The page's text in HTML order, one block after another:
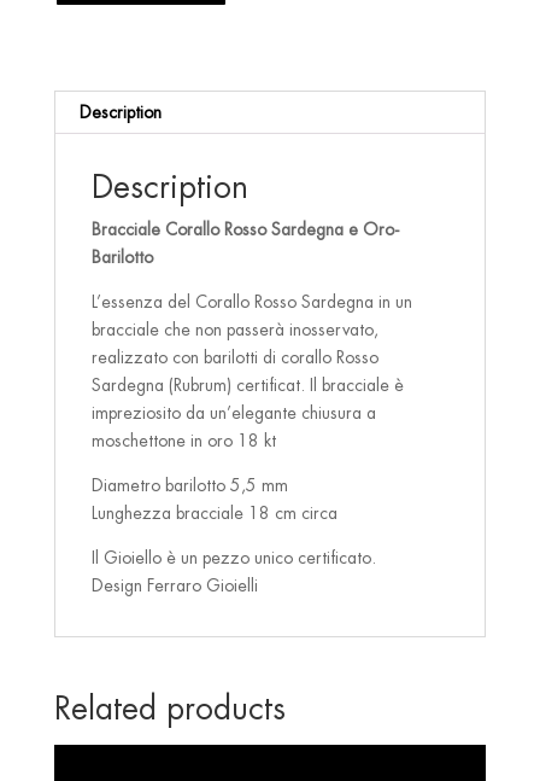
Barilotto
Description
Description
Bracciale Corallo Rosso Sardegna e Oro-
Barilotto
L’essenza del Corallo Rosso Sardegna in un
bracciale che non passerà inosservato,
realizzato con barilotti di corallo Rosso
Sardegna (Rubrum) certificat. Il bracciale è
impreziosito da un’elegante chiusura a
moschettone in oro 18 kt
Diametro barilotto 5,5 mm
Lunghezza bracciale 18 cm circa
Il Gioiello è un pezzo unico certificato.
Design Ferraro Gioielli
Related products